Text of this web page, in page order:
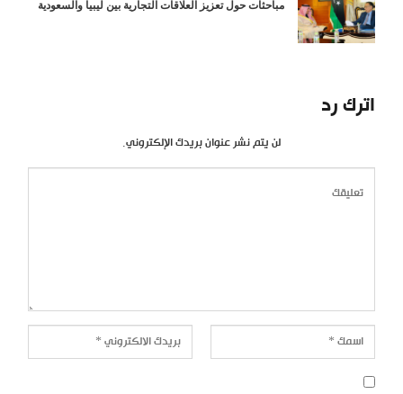
مباحثات حول تعزيز العلاقات التجارية بين ليبيا والسعودية
اترك رد
لن يتم نشر عنوان بريدك الإلكتروني.